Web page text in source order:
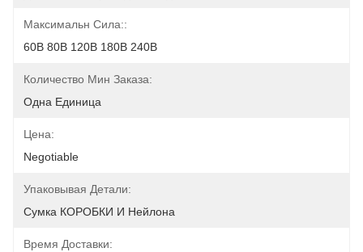
Максимальн Сила::
60В 80В 120В 180В 240В
Количество Мин Заказа:
Одна Единица
Цена:
Negotiable
Упаковывая Детали:
Сумка КОРОБКИ И Нейлона
Время Доставки: